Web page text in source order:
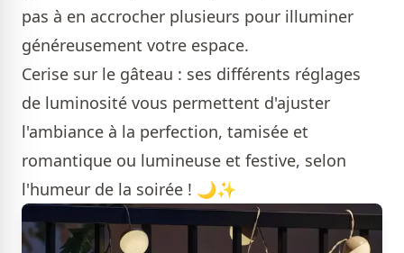
pas à en accrocher plusieurs pour illuminer
généreusement votre espace.
Cerise sur le gâteau : ses différents réglages
de luminosité vous permettent d'ajuster
l'ambiance à la perfection, tamisée et
romantique ou lumineuse et festive, selon
l'humeur de la soirée ! 🌙✨